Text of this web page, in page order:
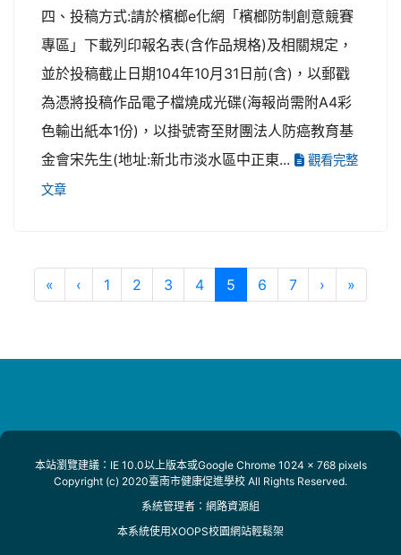
四、投稿方式:請於檳榔e化網「檳榔防制創意競賽
專區」下載列印報名表(含作品規格)及相關規定，
並於投稿截止日期104年10月31日前(含)，以郵戳
為憑將投稿作品電子檔燒成光碟(海報尚需附A4彩
色輸出紙本1份)，以掛號寄至財團法人防癌教育基
金會宋先生(地址:新北市淡水區中正東...
觀看完整
文章
« 第一頁
‹ 上一頁
1 2 3 4 5 (目前頁次)
6 7 › 下一頁
»
本站瀏覽建議：IE 10.0以上版本或Google Chrome 1024 x 768 pixels
Copyright (c) 2020臺南市健康促進學校 All Rights Reserved.
系統管理者： 網路資源組
本系統使用XOOPS校園網站輕鬆架